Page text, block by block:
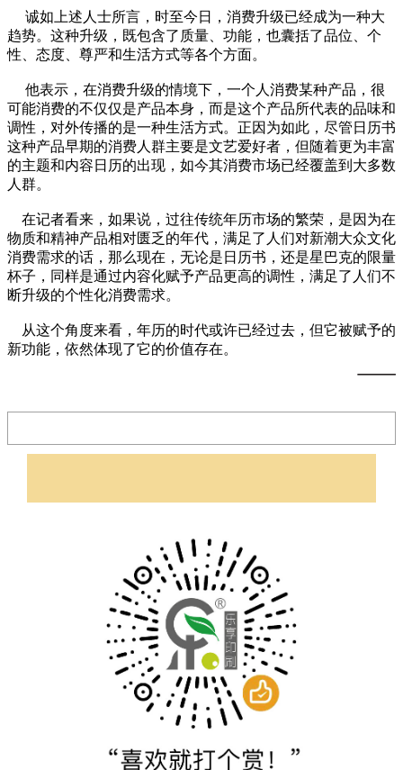
诚如上述人士所言，时至今日，消费升级已经成为一种大
趋势。这种升级，既包含了质量、功能，也囊括了品位、个
性、态度、尊严和生活方式等各个方面。
他表示，在消费升级的情境下，一个人消费某种产品，很
可能消费的不仅仅是产品本身，而是这个产品所代表的品味和
调性，对外传播的是一种生活方式。正因为如此，尽管日历书
这种产品早期的消费人群主要是文艺爱好者，但随着更为丰富
的主题和内容日历的出现，如今其消费市场已经覆盖到大多数
人群。
在记者看来，如果说，过往传统年历市场的繁荣，是因为在
物质和精神产品相对匮乏的年代，满足了人们对新潮大众文化
消费需求的话，那么现在，无论是日历书，还是星巴克的限量
杯子，同样是通过内容化赋予产品更高的调性，满足了人们不
断升级的个性化消费需求。
从这个角度来看，年历的时代或许已经过去，但它被赋予的
新功能，依然体现了它的价值存在。